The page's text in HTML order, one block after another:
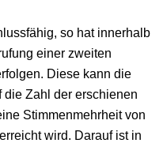
so hat innerhalb
einer zweiten
Diese kann die
Zahl der erschienen
Stimmenmehrheit von
wird. Darauf ist in